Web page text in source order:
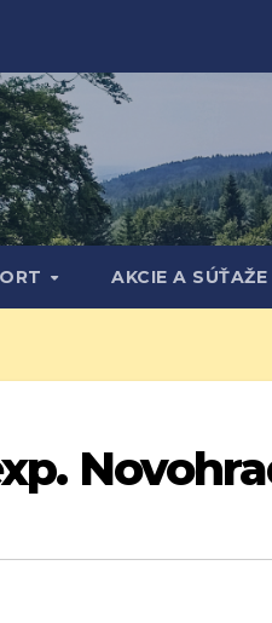
AKCIE A SÚŤAŽE